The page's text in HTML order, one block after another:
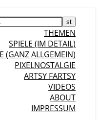
THEMEN
SPIELE (IM DETAIL)
(GANZ ALLGEMEIN)
PIXELNOSTALGIE
ARTSY FARTSY
VIDEOS
ABOUT
IMPRESSUM